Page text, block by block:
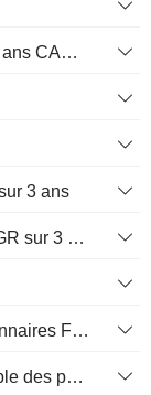
Immobilisations corporelles nettes, 3 ans CAGR %
3 ans
Flux de trésorerie d’exploitation, CAGR sur 3 ans
Flux de trésorerie libre pour les actionnaires FCFE, CAGR sur 3 ans
Flux de trésorerie libre pour l’ensemble des pourvoyeurs de fonds (créanciers et actionnaires) FCFF, CAGR sur 3 ans